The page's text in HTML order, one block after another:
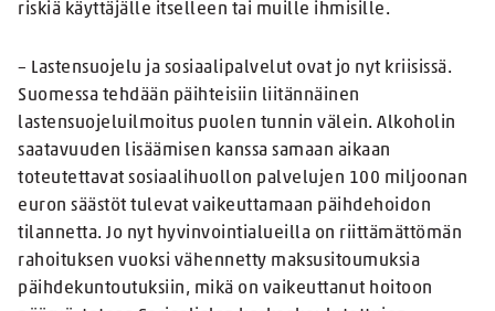
riskiä käyttäjälle itselleen tai muille ihmisille.
– Lastensuojelu ja sosiaalipalvelut ovat jo nyt kriisissä.
Suomessa tehdään päihteisiin liitännäinen
lastensuojeluilmoitus puolen tunnin välein. Alkoholin
saatavuuden lisäämisen kanssa samaan aikaan
toteutettavat sosiaalihuollon palvelujen 100 miljoonan
euron säästöt tulevat vaikeuttamaan päihdehoidon
tilannetta. Jo nyt hyvinvointialueilla on riittämättömän
rahoituksen vuoksi vähennetty maksusitoumuksia
päihdekuntoutuksiin, mikä on vaikeuttanut hoitoon